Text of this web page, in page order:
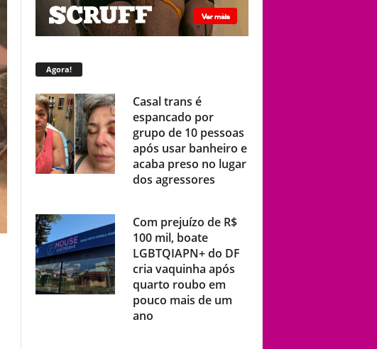
Agora!
Casal trans é
espancado por
grupo de 10 pessoas
após usar banheiro e
acaba preso no lugar
dos agressores
Com prejuízo de R$
100 mil, boate
LGBTQIAPN+ do DF
cria vaquinha após
quarto roubo em
pouco mais de um
ano